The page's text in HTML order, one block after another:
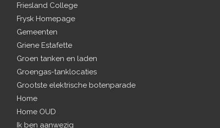
Friesland College
Frysk Homepage
Gemeenten
Griene Estafette
Groen tanken en laden
Groengas-tanklocaties
Grootste elektrische botenparade
Home
Home OUD
Ik ben aanwezig